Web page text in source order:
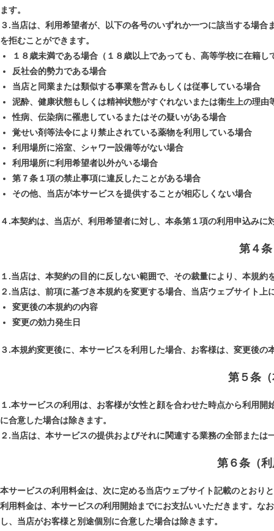
ます。
３.当店は、利用希望者が、以下の各号のいずれか一つに該当する場
を拒むことができます。
１８歳未満である場合（１８歳以上であっても、高等学校に在籍し
反社会的勢力である場合
当店と同業または類似する事業を営みもしくは従事している場合
泥酔、健康状態もしくは精神状態がすぐれないまたは衛生上の理
性病、伝染病に罹患しているまたはその疑いがある場合
覚せい剤等法令により禁止されている薬物を利用している場合
利用場所に浴室、シャワー設備等がない場合
利用場所に利用希望者以外がいる場合
第７条１項の禁止事項に違反したことがある場合
その他、当店が本サービスを提供することが相応しくない場合
４.本契約は、当店が、利用希望者に対し、本条第１項の利用申込み
第４
１.当店は、本契約の目的に反しない範囲で、その裁量により、本規約
２.当店は、前項に基づき本規約を変更する場合、当店ウェブサイト上
変更後の本規約の内容
変更の効力発生日
３.本規約変更後に、本サービスを利用した場合、お客様は、変更後
第５条
１.本サービスの利用は、お客様が女性と顔を合わせた時点から利用
に合意した場合は除きます。
２.当店は、本サービスの提供およびそれに関連する業務の全部また
第６条（
本サービスの利用料金は、次に定める当店ウェブサイト記載のとおり
利用料金は、本サービスの利用開始までにお支払いいただきます。な
し、当店がお客様と別途個別に合意した場合は除きます。